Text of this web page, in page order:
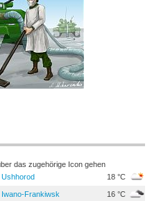
das zugehörige Icon gehen
Ushhorod 18 °C
Iwano-Frankiwsk 16 °C